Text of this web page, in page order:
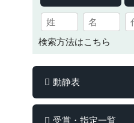
検索方法はこちら
動静表
受賞・指定一覧